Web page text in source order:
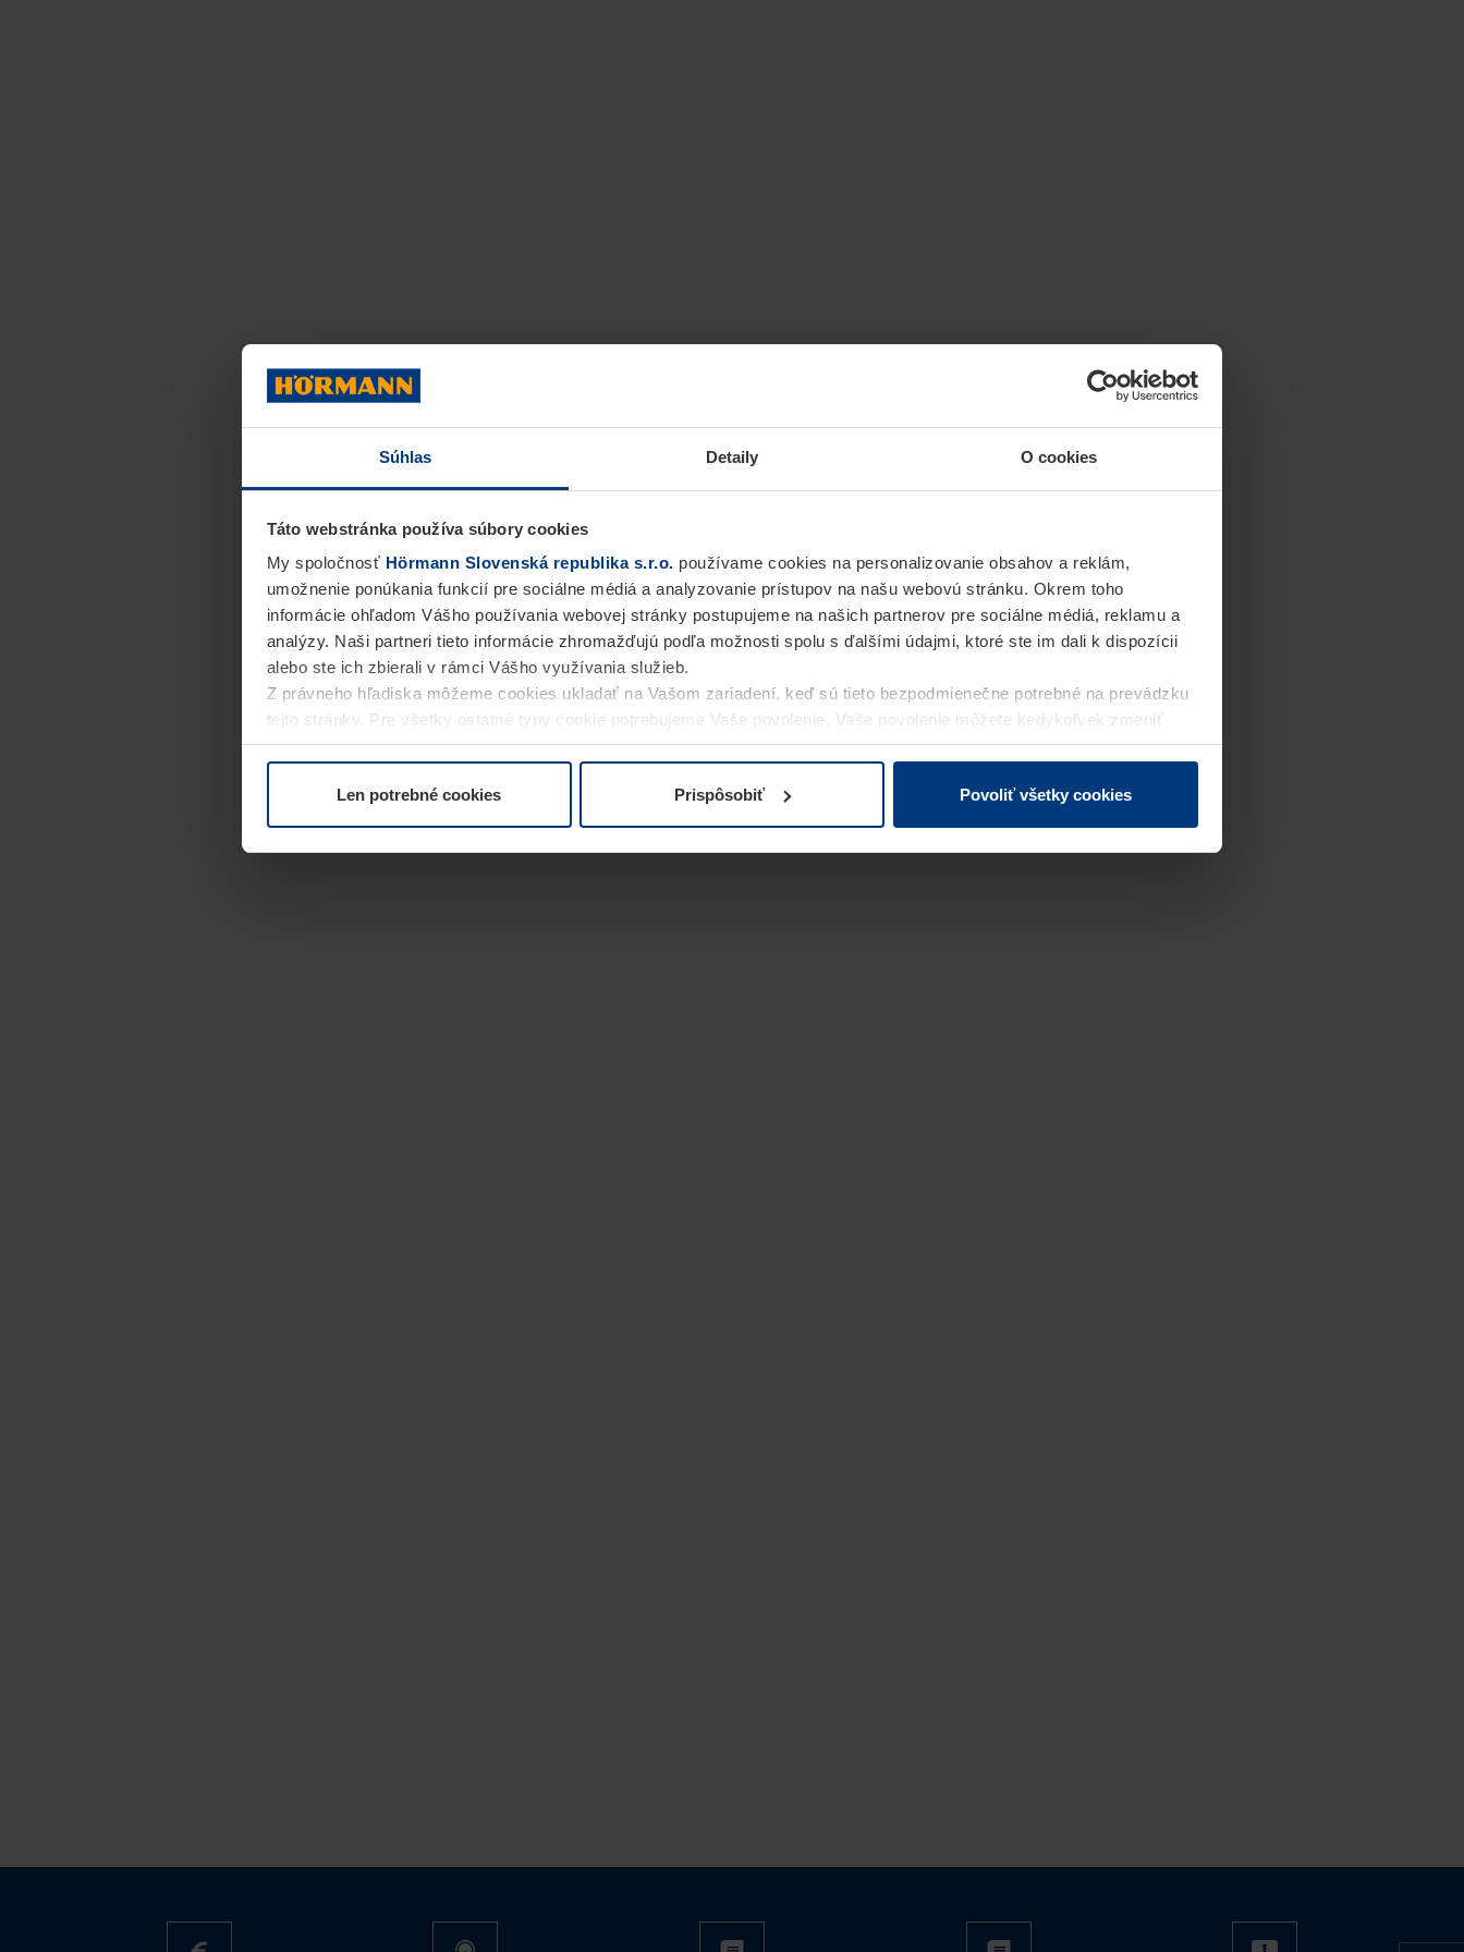
Súhlas Detaily O cookies
Táto webstránka používa súbory cookies
My spoločnosť Hörmann Slovenská republika s.r.o. používame cookies na personalizovanie obsahov a reklám,
umožnenie ponúkania funkcií pre sociálne médiá a analyzovanie prístupov na našu webovú stránku. Okrem toho
informácie ohľadom Vášho používania webovej stránky postupujeme na našich partnerov pre sociálne médiá, reklamu a
analýzy. Naši partneri tieto informácie zhromažďujú podľa možnosti spolu s ďalšími údajmi, ktoré ste im dali k dispozícii
alebo ste ich zbierali v rámci Vášho využívania služieb.
Z právneho hľadiska môžeme cookies ukladať na Vašom zariadení, keď sú tieto bezpodmienečne potrebné na prevádzku
tejto stránky. Pre všetky ostatné typy cookie potrebujeme Vaše povolenie. Vaše povolenie môžete kedykoľvek zmeniť
alebo odvolať vo vysvetlení cookie na stránkeVyhlásenie o ochrane osobných údajovnašej webovej stránky.
Len potrebné cookies Prispôsobiť Povoliť všetky cookies